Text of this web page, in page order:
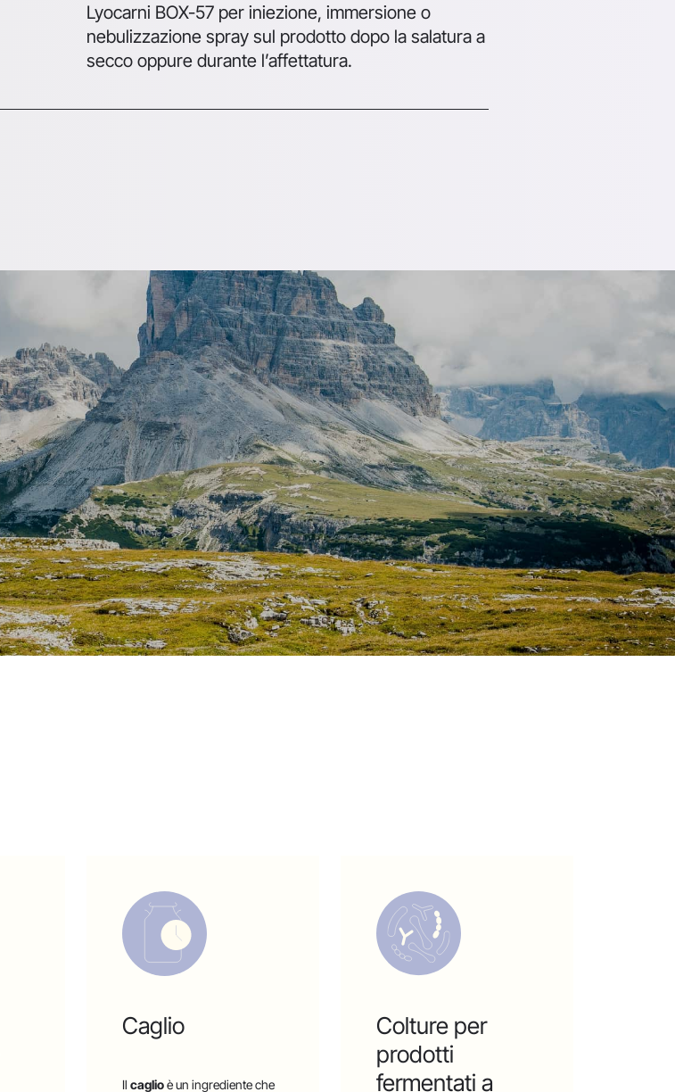
Lyocarni BOX-57 per iniezione, immersione o
nebulizzazione spray sul prodotto dopo la salatura a
secco oppure durante l’affettatura.
Caglio
Il caglioè un ingrediente che
Colture per
prodotti
fermentati a